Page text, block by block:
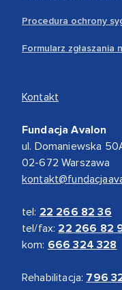
Procedura ochrony
Formularz zgłaszania
Kontakt
Fundacja Avalon
ul. Domaniewska
02-672 Warszawa
tel: 22 266 82 36
tel/fax: 22 266 82
kom: 666 324 328
Rehabilitacja: 796